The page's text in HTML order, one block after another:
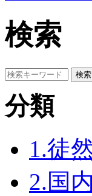
検索
分類
1.徒
2.国